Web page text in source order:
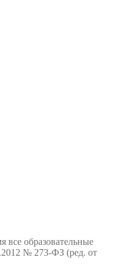
образовательные
№ 273-ФЗ (ред. от